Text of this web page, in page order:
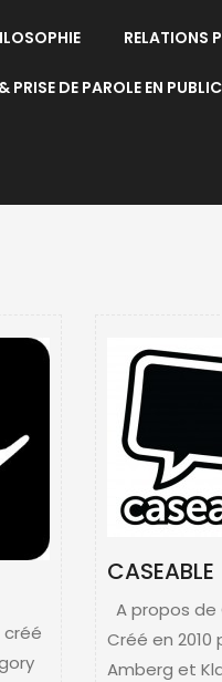
RELATIONS
PRISE DE PAROLE EN PUBLIC
créé
CASEABLE
A propos de
Créé en 2010
Amberg et